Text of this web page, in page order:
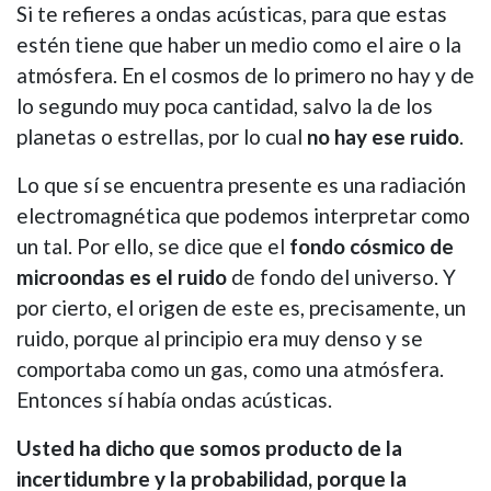
Si te refieres a ondas acústicas, para que estas
estén tiene que haber un medio como el aire o la
atmósfera. En el cosmos de lo primero no hay y de
lo segundo muy poca cantidad, salvo la de los
planetas o estrellas, por lo cual no hay ese ruido.
Lo que sí se encuentra presente es una radiación
electromagnética que podemos interpretar como
un tal. Por ello, se dice que el fondo cósmico de
microondas es el ruido de fondo del universo. Y
por cierto, el origen de este es, precisamente, un
ruido, porque al principio era muy denso y se
comportaba como un gas, como una atmósfera.
Entonces sí había ondas acústicas.
Usted ha dicho que somos producto de la
incertidumbre y la probabilidad, porque la